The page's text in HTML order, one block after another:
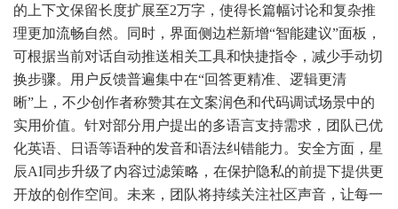
的上下文保留长度扩展至2万字，使得长篇幅讨论和复杂推
理更加流畅自然。同时，界面侧边栏新增“智能建议”面板，
可根据当前对话自动推送相关工具和快捷指令，减少手动切
换步骤。用户反馈普遍集中在“回答更精准、逻辑更清
晰”上，不少创作者称赞其在文案润色和代码调试场景中的
实用价值。针对部分用户提出的多语言支持需求，团队已优
化英语、日语等语种的发音和语法纠错能力。安全方面，星
辰AI同步升级了内容过滤策略，在保护隐私的前提下提供更
开放的创作空间。未来，团队将持续关注社区声音，让每一